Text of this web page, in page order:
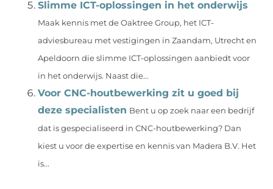
Slimme ICT-oplossingen in het onderwijs
Maak kennis met de Oaktree Group, het ICT-
adviesbureau met vestigingen in Zaandam, Utrecht en
Apeldoorn die slimme ICT-oplossingen aanbiedt voor
in het onderwijs. Naast die...
Voor CNC-houtbewerking zit u goed bij
deze specialisten Bent u op zoek naar een bedrijf
dat is gespecialiseerd in CNC-houtbewerking? Dan
kiest u voor de expertise en kennis van Madera B.V. Het
is...